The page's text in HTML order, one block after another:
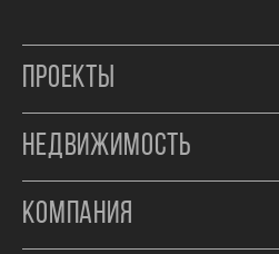
ПРОЕКТЫ
НЕДВИЖИМОСТЬ
КОМПАНИЯ